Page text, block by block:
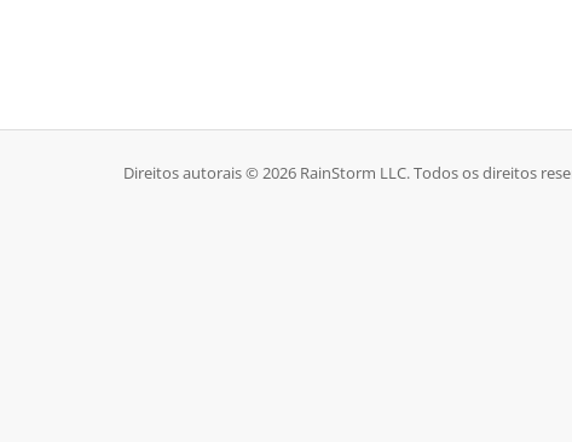
Direitos autorais © 2026 RainStorm LLC. Todos os direitos